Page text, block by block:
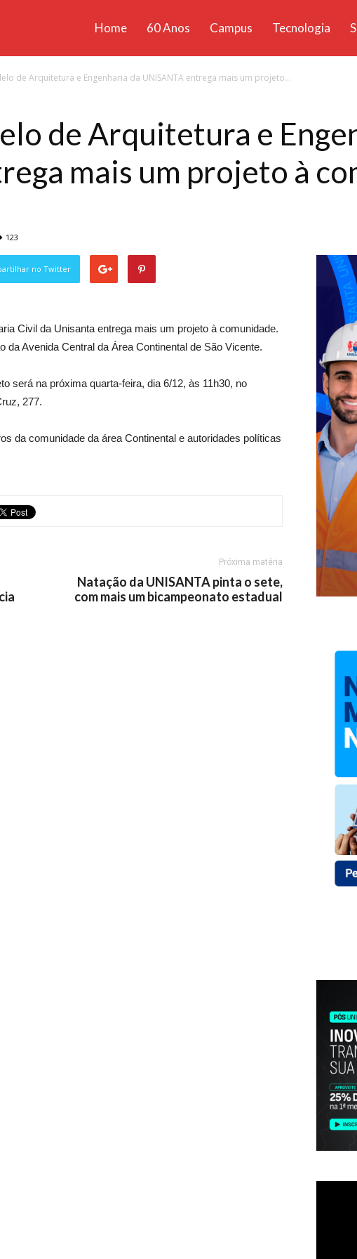
Home 60 Anos Campus Tecnologia
de Arquitetura e Engenharia da UNISANTA entrega mais um projeto...
de Arquitetura e
mais um projeto à
123
no Twitter
Civil da Unisanta entrega mais um projeto à comunidade.
Avenida Central da Área Continental de São Vicente.
será na próxima quarta-feira, dia 6/12, às 11h30, no
277.
da comunidade da área Continental e autoridades políticas
Próxima matéria
Natação da UNISANTA pinta o sete,
com mais um bicampeonato estadual